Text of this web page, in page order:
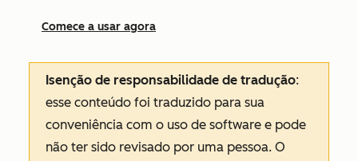
Comece a usar agora
Isenção de responsabilidade de tradução:
esse conteúdo foi traduzido para sua
conveniência com o uso de software e pode
não ter sido revisado por uma pessoa. O